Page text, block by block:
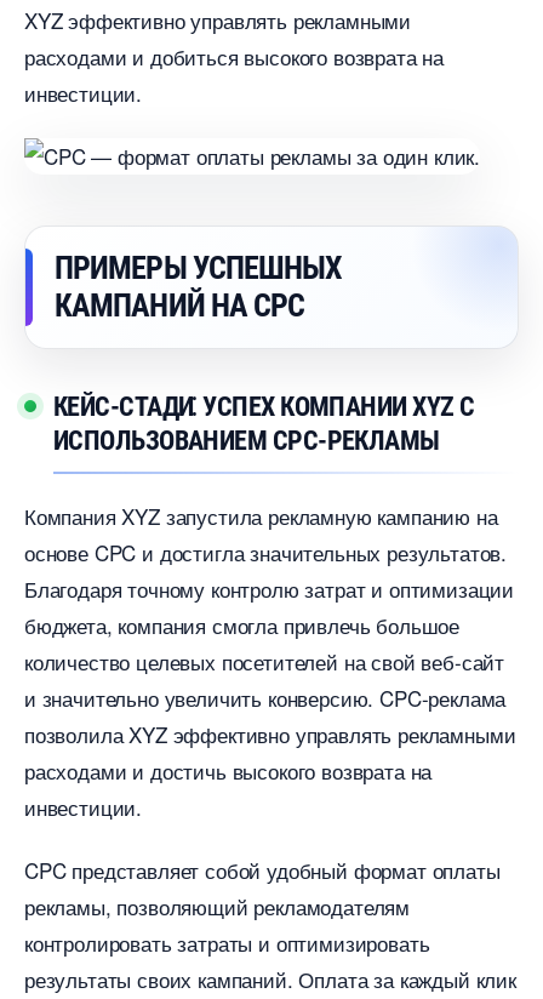
XYZ эффективно управлять рекламными
расходами и добиться высокого возврата на
инвестиции.​
ПРИМЕРЫ УСПЕШНЫХ
КАМПАНИЙ НА CPC
КЕЙС-СТАДИ⁚ УСПЕХ КОМПАНИИ XYZ С
ИСПОЛЬЗОВАНИЕМ CPC-РЕКЛАМЫ
Компания XYZ запустила рекламную кампанию на
основе CPC и достигла значительных результатов.​
Благодаря точному контролю затрат и оптимизации
юджета, компания смогла привлечь большое
количество целевых посетителей на свой веб-сайт
и значительно увеличить конверсию.​ CPC-реклама
позволила XYZ эффективно управлять рекламными
расходами и достичь высокого возврата на
инвестиции.​
CPC представляет собой удобный формат оплаты
рекламы, позволяющий рекламодателям
контролировать затраты и оптимизировать
результаты своих кампаний.​ Оплата за каждый клик